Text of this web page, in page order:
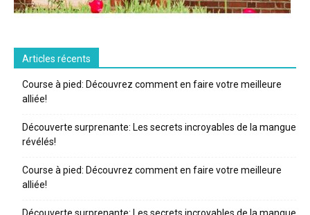
Articles récents
Course à pied: Découvrez comment en faire votre meilleure
alliée!
Découverte surprenante: Les secrets incroyables de la mangue
révélés!
Course à pied: Découvrez comment en faire votre meilleure
alliée!
Découverte surprenante: Les secrets incroyables de la mangue